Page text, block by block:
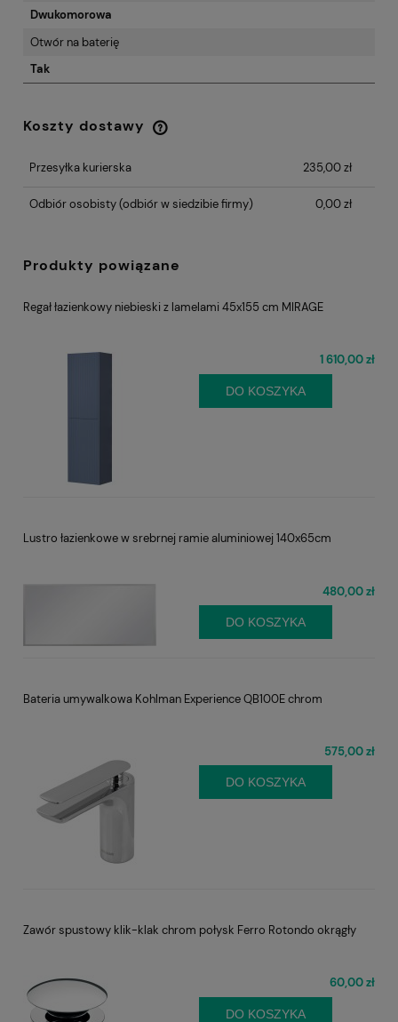
Dwukomorowa
Otwór na baterię
Tak
Koszty dostawy
Cena nie zawiera ewentualnych kosztów
Przesyłka kurierska
235,00 zł
Odbiór osobisty(odbiór w siedzibie firmy) 0,00 zł
Produkty powiązane
Regał łazienkowy niebieski z lamelami 45x155 cm MIRAGE
1 610,00 zł
DO KOSZYKA
Lustro łazienkowe w srebrnej ramie aluminiowej 140x65cm
480,00 zł
DO KOSZYKA
Bateria umywalkowa Kohlman Experience QB100E chrom
575,00 zł
DO KOSZYKA
Zawór spustowy klik-klak chrom połysk Ferro Rotondo okrągły
60,00 zł
DO KOSZYKA